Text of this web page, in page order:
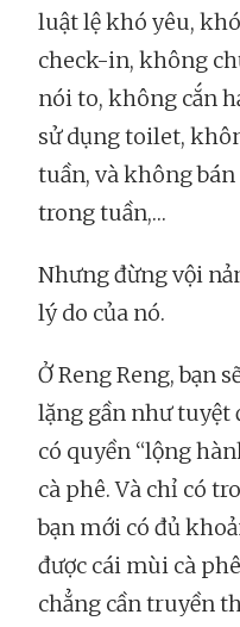
luật lệ khó yêu,
check-in, không
nói to, không cắn
sử dụng toilet,
tuần, và không bán
trong tuần,…
Nhưng đừng vội
lý do của nó.
Ở Reng Reng, bạn
lặng gần như tuyệt
có quyền “lộng
cà phê. Và chỉ có
bạn mới có đủ
được cái mùi cà
chẳng cần truyền